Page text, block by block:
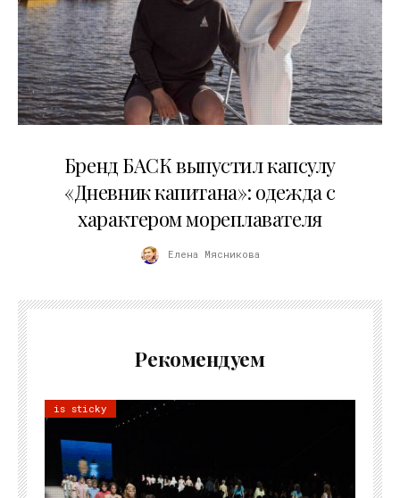
Бренд БАСК выпустил капсулу
«Дневник капитана»: одежда с
характером мореплавателя
Елена Мясникова
Рекомендуем
is sticky